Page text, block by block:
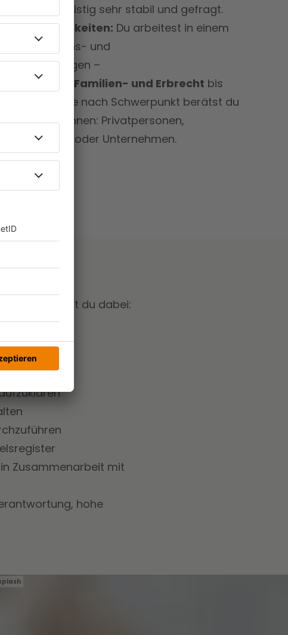
Beruf langfristig sehr stabil und gefragt.
Du arbeitest in einem
Lebens- und
–
Familien- und Erbrecht bis
. Je nach Schwerpunkt berätst du
Mandant:innen: Privatpersonen,
Banken oder Unternehmen.
lernst du dabei:
Erbrecht,
Zusammenarbeit mit
hohe